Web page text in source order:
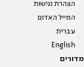
הצהרת נגישות
המייל האדום
עברית
English
מדורים